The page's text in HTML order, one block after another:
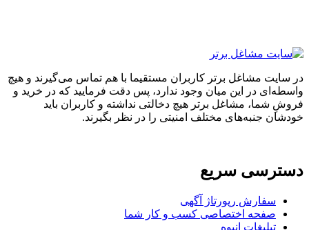
در سایت مشاغل برتر کاربران مستقیما با هم تماس می‌گیرند و هیچ
واسطه‌ای در این میان وجود ندارد، پس دقت فرمایید که در خرید و
فروشِ شما، مشاغل برتر هیچ دخالتی نداشته و کاربران باید
خودشان جنبه‌های مختلف امنیتی را در نظر بگیرند.
دسترسی سریع
سفارش رپورتاژ آگهی
صفحه اختصاصی کسب و کار شما
تبلیغات انبوه